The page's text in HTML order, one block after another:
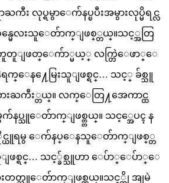
ႀကီး လုပ္ရမွာေက်နပ္ၿပီးအမွားလုပ္မိရင္လ
မေလးသူေတ်ာက္ျဖစ္္တယ္။သင့္အတြ
တူတူျဖတ္ေက်ာ္မယ့္ လက္တြဲေဖာ္ေ
ရက္ေန႔ေမြးသူျဖစ္ရင္… သင့္ ခ်စ္သူ
ႀကီး္တယ္။ လက္ေတြ႔အေကာင္ထ
နပ္သူေတ်ာက္ျဖစ္တ္တယ္။ သင့္အေပၚ န
ရမွ ေက်နပ္ေနသူေတ်ာက္ျဖစ္္တ
ျဖစ္ရင္… သင့္ခ်စ္သူဟာ ေပ်ာ္ေပ်ာ္ေ
းတတ္သူေတ်ာက္ျဖစ္တယ္။သင့္ကို အျမဲ